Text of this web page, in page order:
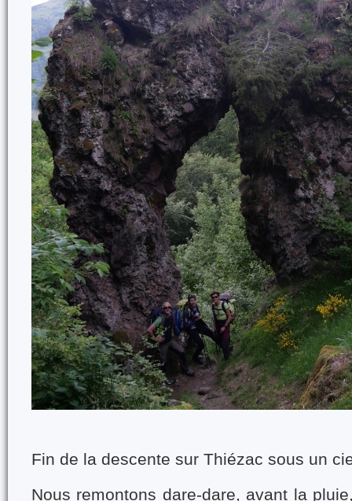
Fin de la descente sur Thiézac sous un
Nous remontons dare-dare, avant la